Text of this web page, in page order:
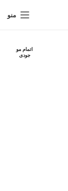
منو
اتمام مو
جودی